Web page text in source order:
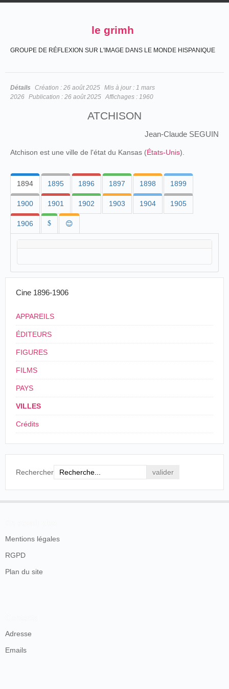
le grimh
GROUPE DE RÉFLEXION SUR L'IMAGE DANS LE MONDE HISPANIQUE
Détails Création : 26 août 2025 Mis à jour : 1 mars
2026 Publication : 26 août 2025 Affichages : 1960
ATCHISON
Jean-Claude SEGUIN
Atchison est une ville de l'état du Kansas (États-Unis).
1894 1895 1896 1897 1898 1899
1900 1901 1902 1903 1904 1905
1906 $ 😊
Cine 1896-1906
APPAREILS
ÉDITEURS
FIGURES
FILMS
PAYS
VILLES
Crédits
Rechercher
Mentions légales
RGPD
Plan du site
Adresse
Emails